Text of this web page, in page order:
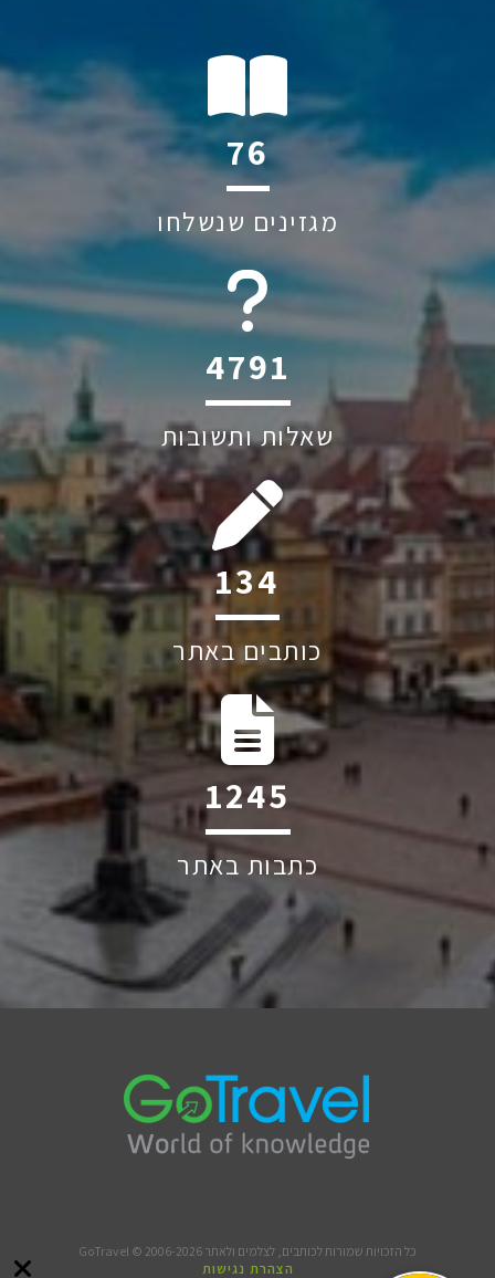
116
מגזינים שנשלחו
6045
שאלות ותשובות
204
כותבים באתר
1895
כתבות באתר
כל הזכויות שמורות לכותבים, לצלמים ולאתר GoTravel © 2006-2026
הצהרת נגישות